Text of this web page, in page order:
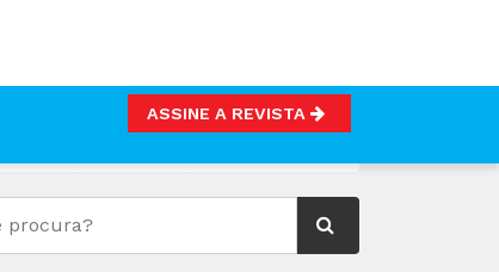
ASSINE A REVISTA